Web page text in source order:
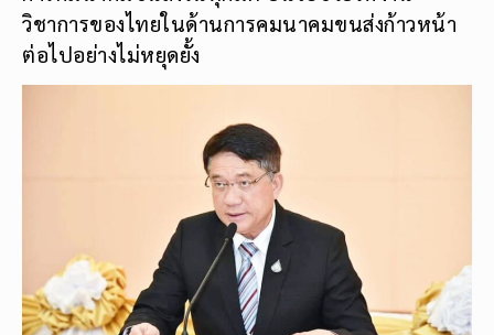
วิชาการของไทยในด้านการคมนาคมขนส่งก้าวหน้า
ต่อไปอย่างไม่หยุดยั้ง